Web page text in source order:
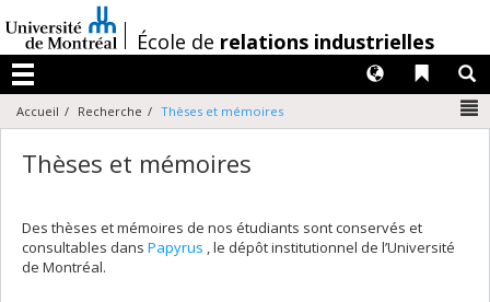
au
contenu
/École de relations industrielles
Menu
Liens
Langues
Accueil Recherche Thèses et mémoires
Thèses et mémoires
Des thèses et mémoires de nos étudiants sont conservés et
consultables dans Papyrus , le dépôt institutionnel de l’Université
de Montréal.